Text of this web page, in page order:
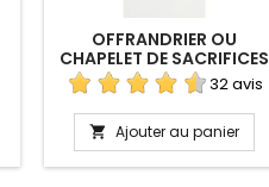
OFFRANDRIER OU
CHAPELET DE SACRIFICES
32 avis
 Ajouter au panier